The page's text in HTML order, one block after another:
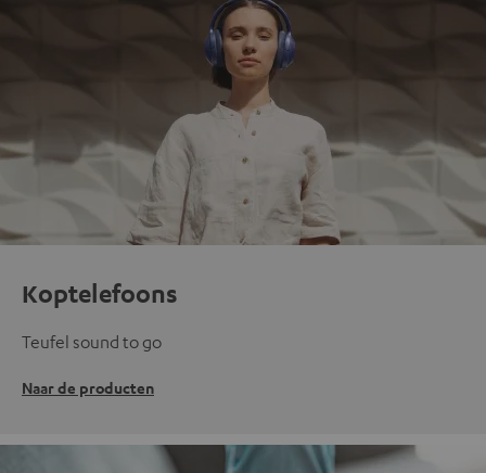
Koptelefoons
Teufel sound to go
Naar de producten